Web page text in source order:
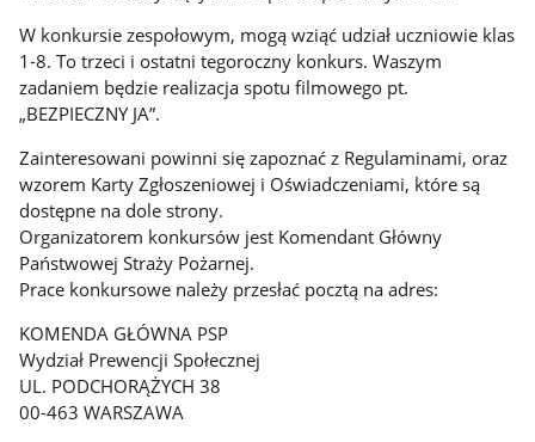
W konkursie zespołowym, mogą wziąć udział uczniowie klas
1-8. To trzeci i ostatni tegoroczny konkurs. Waszym
zadaniem będzie realizacja spotu filmowego pt.
„BEZPIECZNY JA”.
Zainteresowani powinni się zapoznać z Regulaminami, oraz
wzorem Karty Zgłoszeniowej i Oświadczeniami, które są
dostępne na dole strony.
Organizatorem konkursów jest Komendant Główny
Państwowej Straży Pożarnej.
Prace konkursowe należy przesłać pocztą na adres:
KOMENDA GŁÓWNA PSP
Wydział Prewencji Społecznej
UL. PODCHORĄŻYCH 38
00-463 WARSZAWA